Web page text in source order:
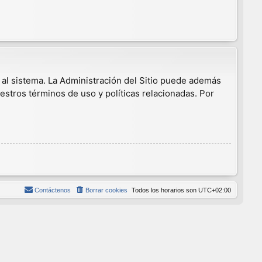
sistema. La Administración del Sitio puede además
términos de uso y políticas relacionadas. Por
Todos los horarios son UTC+02:00
Borrar cookies
Contáctenos